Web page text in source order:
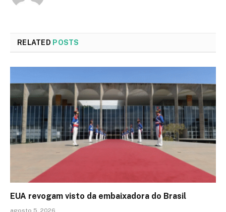
RELATED POSTS
EUA revogam visto da embaixadora do Brasil
agosto 5, 2026